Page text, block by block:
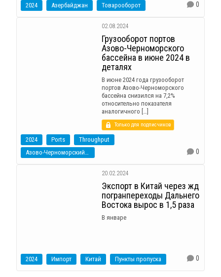
2024 Азербайджан Товарооборот 0
02.08.2024
Грузооборот портов
Азово-Черноморского
бассейна в июне 2024 в
деталях
В июне 2024 года грузооборот
портов Азово-Черноморского
бассейна снизился на 7,2%
относительно показателя
аналогичного […]
Только для подписчиков
2024 Ports
Throughput
Азово-Черноморский бассейн
0
20.02.2024
Экспорт в Китай через жд
погранпереходы Дальнего
Востока вырос в 1,5 раза
В январе
2024 Импорт Китай Пункты пропуска 0